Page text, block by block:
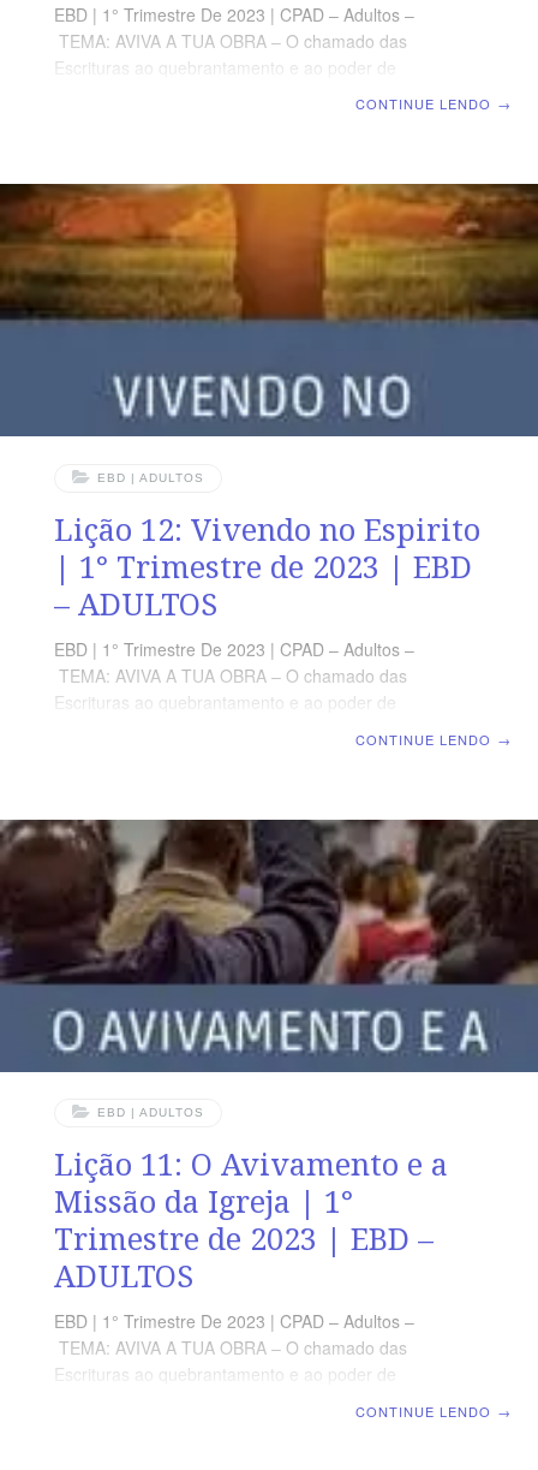
EBD | 1° Trimestre De 2023 | CPAD – Adultos –
TEMA: AVIVA A TUA OBRA – O chamado das
Escrituras ao quebrantamento e ao poder de
da misericórdia.” (Hc 3.2) VERDADE PRÁTICA E
vontade de Deus avivar a sua obra nestes últimos dias
até que o Senhor Jesus volte. LEITURA DIÁRIA
Segunda – Mt 24.12
CONTINUE LENDO →
EBD | ADULTOS
Lição 12: Vivendo no Espirito
| 1° Trimestre de 2023 | EBD
– ADULTOS
EBD | 1° Trimestre De 2023 | CPAD – Adultos –
TEMA: AVIVA A TUA OBRA – O chamado das
Escrituras ao quebrantamento e ao poder de
PRÁTICA O avivamento espiritual traz uma realidade de
vida no Espírito LEITURA DIÁRIA Segunda – GI 5.16 É
necessário que o crente ande no EspíritoTerça – Rm
12.2 Andando em Espírito para experimentar a vontade
de DeusQuarta – Ne 8.10
CONTINUE LENDO →
EBD | ADULTOS
Lição 11: O Avivamento e a
Missão da Igreja | 1°
Trimestre de 2023 | EBD –
ADULTOS
EBD | 1° Trimestre De 2023 | CPAD – Adultos –
TEMA: AVIVA A TUA OBRA – O chamado das
Escrituras ao quebrantamento e ao poder de
CONTINUE LENDO →